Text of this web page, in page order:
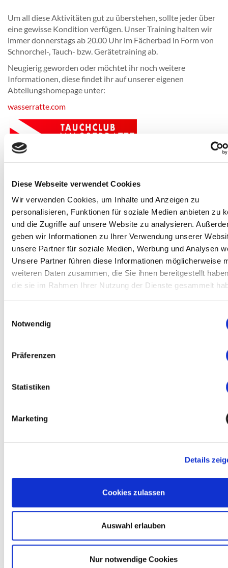
Diese Webseite verwendet Cookies
Wir verwenden Cookies, um Inhalte und Anzeigen zu
personalisieren, Funktionen für soziale Medien anbieten zu
und die Zugriffe auf unsere Website zu analysieren.
geben wir Informationen zu Ihrer Verwendung unserer
unsere Partner für soziale Medien, Werbung und Analysen
Unsere Partner führen diese Informationen möglicherweise
weiteren Daten zusammen, die Sie ihnen bereitgestellt
die sie im Rahmen Ihrer Nutzung der Dienste gesammelt
Notwendig
Präferenzen
Statistiken
Marketing
Details
Cookies zulassen
Auswahl erlauben
Nur notwendige Cookies
Um all diese Aktivitäten gut zu überstehen, sollte jeder über
eine gewisse Kondition verfügen. Unser Training halten wir
immer donnerstags ab 20.00 Uhr im Fächerbad in Form von
Schnorchel-, Tauch- bzw. Gerätetraining ab.
Neugierig geworden oder möchtet ihr noch weitere
Informationen, diese findet ihr auf unserer eigenen
Abteilungshomepage unter:
wasserratte.com
Neugierige und Interessierte können sich gerne an unseren
Ansprechpartner oder unsere Trainerin wenden, deren
Adressen unter den entsprechenden Rubriken zu finden sind.
Oder direkt:
E-Mail schreiben